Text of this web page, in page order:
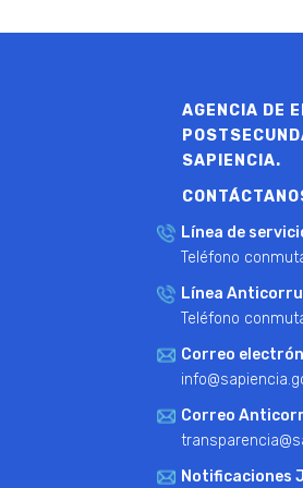
AGENCIA DE
SAPIENCIA.
Línea de
Teléfono
Línea
Teléfono
Correo
Correo
Notificaciones